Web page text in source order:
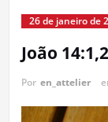
26 de janeiro de
João 14:1,2
Por en_attelier